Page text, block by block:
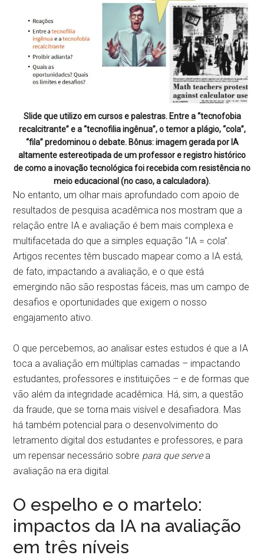
Slide que utilizo em cursos e palestras. Entre a “tecnofobia
recalcitrante” e a “tecnofilia ingênua”, o temor a plágio, “cola”,
“fila” predominou o debate. Bônus: imagem gerada por IA
altamente estereotipada de um professor e registro histórico
de como a inovação tecnológica foi recebida com resistência no
meio educacional (no caso, a calculadora).
No entanto, um olhar mais aprofundado com apoio de
resultados de pesquisa acadêmica nos mostram que a
relação entre IA e avaliação é bem mais complexa e
multifacetada do que a simples equação “IA = cola”.
Artigos recentes têm buscado mapear como a IA está,
de fato, impactando a avaliação, e o que está
emergindo não são respostas fáceis, mas um campo de
desafios e oportunidades que exigem o nosso
engajamento ativo.
O que percebemos, ao analisar estes estudos é que a IA
toca a avaliação em múltiplas camadas – impactando
estudantes, professores e instituições – e de formas que
vão além da integridade acadêmica. Há, sim, a questão
da fraude, que se torna mais visível e desafiadora. Mas
há também potencial para o desenvolvimento do
letramento digital dos estudantes e professores, e para
um repensar necessário sobre para que servea
avaliação na era digital.
O espelho e o martelo:
impactos da IA na avaliação
em três níveis